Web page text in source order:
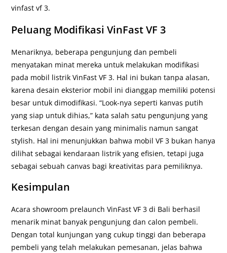
Peluang Modifikasi VinFast VF 3
Menariknya, beberapa pengunjung dan pembeli
menyatakan minat mereka untuk melakukan modifikasi
pada mobil listrik VinFast VF 3. Hal ini bukan tanpa alasan,
karena desain eksterior mobil ini dianggap memiliki potensi
besar untuk dimodifikasi. “Look-nya seperti kanvas putih
yang siap untuk dihias,” kata salah satu pengunjung yang
terkesan dengan desain yang minimalis namun sangat
stylish. Hal ini menunjukkan bahwa mobil VF 3 bukan hanya
dilihat sebagai kendaraan listrik yang efisien, tetapi juga
sebagai sebuah canvas bagi kreativitas para pemiliknya.
Kesimpulan
Acara showroom prelaunch VinFast VF 3 di Bali berhasil
menarik minat banyak pengunjung dan calon pembeli.
Dengan total kunjungan yang cukup tinggi dan beberapa
pembeli yang telah melakukan pemesanan, jelas bahwa